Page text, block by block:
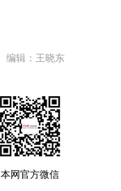
编辑：王晓东
本网官方微信